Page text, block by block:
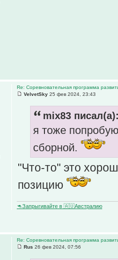
Re: Соревновательная программа
VelvetSky 25 фев 2024, 23:43
mix83
я тоже
сборной.
"Что-то" это
позицию
🦘Запрыгивайте в 🇦🇺Австралию
Re: Соревновательная программа
Rus 26 фев 2024, 07:56